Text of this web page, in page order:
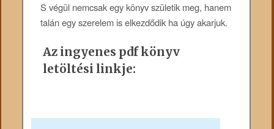
S végül nemcsak egy könyv születik meg, hanem
talán egy szerelem is elkezdődik ha úgy akarjuk.
Az ingyenes pdf könyv
letöltési linkje: